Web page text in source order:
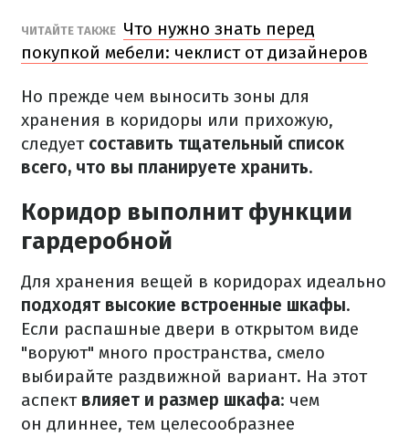
ЧИТАЙТЕ ТАКЖЕ Что нужно знать перед
покупкой мебели: чеклист от дизайнеров
Но прежде чем выносить зоны для
хранения в коридоры или прихожую,
следуетсоставить тщательный список
всего, что вы планируете хранить.
Коридор выполнит функции
гардеробной
Для хранения вещей в коридорах идеально
подходят высокие встроенные шкафы.
Если распашные двери в открытом виде
"воруют" много пространства, смело
выбирайте раздвижной вариант. На этот
аспект влияет и размер шкафа: чем
он длиннее, тем целесообразнее